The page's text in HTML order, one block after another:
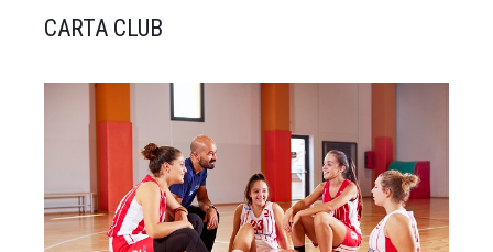
CARTA CLUB